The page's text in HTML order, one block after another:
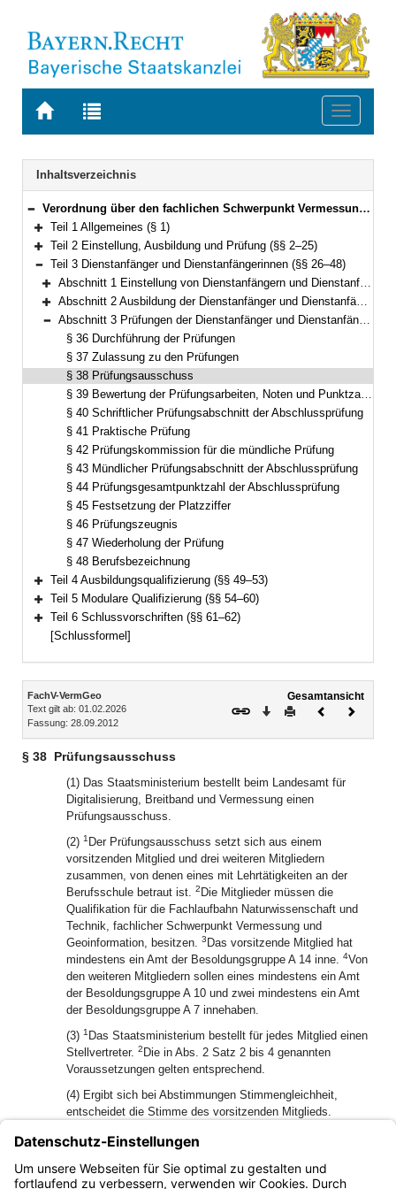
Zur
BAYERN.RECHT
Zur
letzten
Suche
Toggle
Navigation
Inhaltsverzeichnis
Bereich reduzieren
Verordnung über den fachlichen Schwerpunkt Vermessung und Geoinformation (FachV-VermGeo) Vom 28. September 2012 (GVBl. S. 493) BayRS 2038-3-5-5-F (§§ 1–62)
Bereich erweitern
Teil 1 Allgemeines (§ 1)
Bereich erweitern
Teil 2 Einstellung, Ausbildung und Prüfung (§§ 2–25)
Bereich reduzieren
Teil 3 Dienstanfänger und Dienstanfängerinnen (§§ 26–48)
Bereich erweitern
Abschnitt 1 Einstellung von Dienstanfängern und Dienstanfängerinnen (§§ 26–27)
Bereich erweitern
Abschnitt 2 Ausbildung der Dienstanfänger und Dienstanfängerinnen (§§ 28–35)
Bereich reduzieren
Abschnitt 3 Prüfungen der Dienstanfänger und Dienstanfängerinnen (§§ 36–48)
§ 36 Durchführung der Prüfungen
§ 37 Zulassung zu den Prüfungen
§ 38 Prüfungsausschuss
§ 39 Bewertung der Prüfungsarbeiten, Noten und Punktzahlen
§ 40 Schriftlicher Prüfungsabschnitt der Abschlussprüfung
§ 41 Praktische Prüfung
§ 42 Prüfungskommission für die mündliche Prüfung
§ 43 Mündlicher Prüfungsabschnitt der Abschlussprüfung
§ 44 Prüfungsgesamtpunktzahl der Abschlussprüfung
§ 45 Festsetzung der Platzziffer
§ 46 Prüfungszeugnis
§ 47 Wiederholung der Prüfung
§ 48 Berufsbezeichnung
Bereich erweitern
Teil 4 Ausbildungsqualifizierung (§§ 49–53)
Bereich erweitern
Teil 5 Modulare Qualifizierung (§§ 54–60)
Bereich erweitern
Teil 6 Schlussvorschriften (§§ 61–62)
[Schlussformel]
Inhalt
FachV-VermGeo
Text gilt ab: 01.02.2026
Fassung: 28.09.2012
Gesamtansicht
Download
DruckenVorheriges
§ 38 Prüfungsausschuss
(1) Das Staatsministerium bestellt beim Landesamt für
Digitalisierung, Breitband und Vermessung einen
Prüfungsausschuss.
(2) 1 Der Prüfungsausschuss setzt sich aus einem
vorsitzenden Mitglied und drei weiteren Mitgliedern
zusammen, von denen eines mit Lehrtätigkeiten an der
Berufsschule betraut ist. 2 Die Mitglieder müssen die
Qualifikation für die Fachlaufbahn Naturwissenschaft und
Technik, fachlicher Schwerpunkt Vermessung und
Geoinformation, besitzen. 3 Das vorsitzende Mitglied hat
mindestens ein Amt der Besoldungsgruppe A 14 inne. 4Von
den weiteren Mitgliedern sollen eines mindestens ein Amt
der Besoldungsgruppe A 10 und zwei mindestens ein Amt
der Besoldungsgruppe A 7 innehaben.
(3) 1 Das Staatsministerium bestellt für jedes Mitglied einen
Stellvertreter. 2 Die in Abs. 2 Satz 2 bis 4 genannten
Voraussetzungen gelten entsprechend.
(4) Ergibt sich bei Abstimmungen Stimmengleichheit,
entscheidet die Stimme des vorsitzenden Mitglieds.
(5) Das vorsitzende Mitglied des Prüfungsausschusses
kann Angehörige der staatlichen Vermessungsbehörden
beauftragen, Prüfungsaufgaben und Lösungshinweise zu